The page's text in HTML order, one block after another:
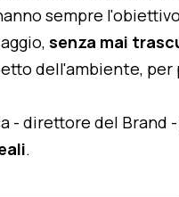
sempre
senza mai
dell'ambiente,
- direttore del Brand -
.